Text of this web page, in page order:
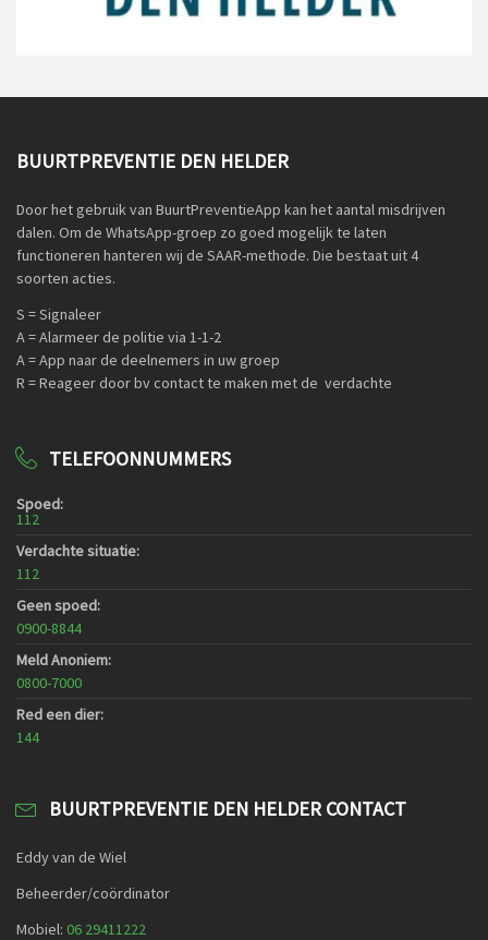
BUURTPREVENTIE DEN HELDER
Door het gebruik van BuurtPreventieApp kan het aantal misdrijven
dalen. Om de WhatsApp-groep zo goed mogelijk te laten
functioneren hanteren wij de SAAR-methode. Die bestaat uit 4
soorten acties.
S = Signaleer
A = Alarmeer de politie via 1-1-2
A = App naar de deelnemers in uw groep
R = Reageer door bv contact te maken met de verdachte
TELEFOONNUMMERS
Spoed:
112
Verdachte situatie:
112
Geen spoed:
0900-8844
Meld Anoniem:
0800-7000
Red een dier:
144
BUURTPREVENTIE DEN HELDER CONTACT
Eddy van de Wiel
Beheerder/coördinator
Mobiel: 06 29411222